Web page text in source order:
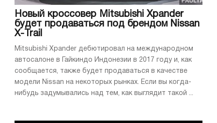
Новый кроссовер Mitsubishi Xpander
будет продаваться под брендом Nissan
X-Trail
Mitsubishi Xpander дебютировал на международном
автосалоне в Гайкиндо Индонезии в 2017 году и, как
сообщается, также будет продаваться в качестве
модели Nissan на некоторых рынках. Если вы когда-
нибудь задумывались над тем, как выглядит такой ...